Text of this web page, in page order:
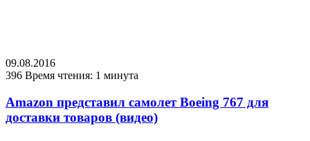
09.08.2016
396 Время чтения: 1 минута
Amazon представил самолет Boeing 767 для
доставки товаров (видео)